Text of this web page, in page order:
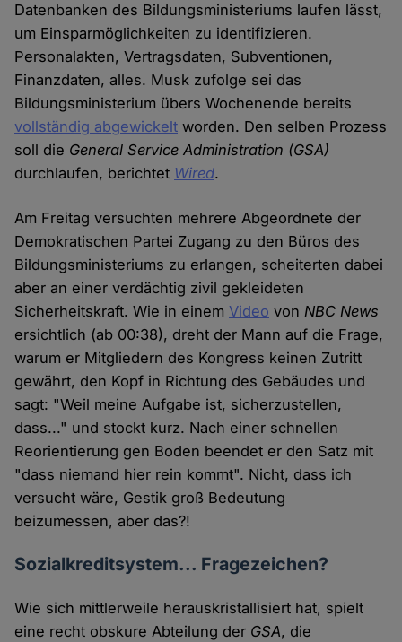
Datenbanken des Bildungsministeriums laufen lässt,
um Einsparmöglichkeiten zu identifizieren.
Personalakten, Vertragsdaten, Subventionen,
Finanzdaten, alles. Musk zufolge sei das
Bildungsministerium übers Wochenende bereits
vollständig abgewickelt worden. Den selben Prozess
soll die General Service Administration (GSA)
durchlaufen, berichtet Wired.
Am Freitag versuchten mehrere Abgeordnete der
Demokratischen Partei Zugang zu den Büros des
Bildungsministeriums zu erlangen, scheiterten dabei
aber an einer verdächtig zivil gekleideten
Sicherheitskraft. Wie in einemVideo vonNBC News
ersichtlich (ab 00:38), dreht der Mann auf die Frage,
warum er Mitgliedern des Kongress keinen Zutritt
gewährt, den Kopf in Richtung des Gebäudes und
sagt: "Weil meine Aufgabe ist, sicherzustellen,
dass..." und stockt kurz. Nach einer schnellen
Reorientierung gen Boden beendet er den Satz mit
"dass niemand hier rein kommt". Nicht, dass ich
versucht wäre, Gestik groß Bedeutung
beizumessen, aber das?!
Sozialkreditsystem... Fragezeichen?
Wie sich mittlerweile herauskristallisiert hat, spielt
eine recht obskure Abteilung der GSA, die